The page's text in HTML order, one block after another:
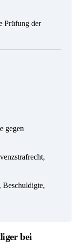
Prüfung der
gegen
Beschuldigte,
bei